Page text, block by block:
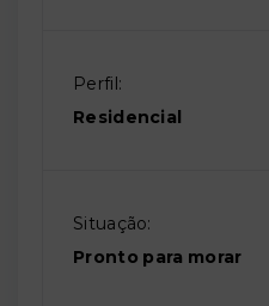
Perfil:
Residencial
Situação:
Pronto para morar